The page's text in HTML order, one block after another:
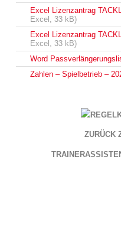
Excel Lizenzantrag
Excel, 33 kB)
Excel Lizenzantrag
Excel, 33 kB)
Word
Zahlen – Spielbetrieb –
ZURÜCK